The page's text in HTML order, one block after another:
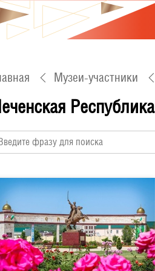
Музеи-участники
Республика